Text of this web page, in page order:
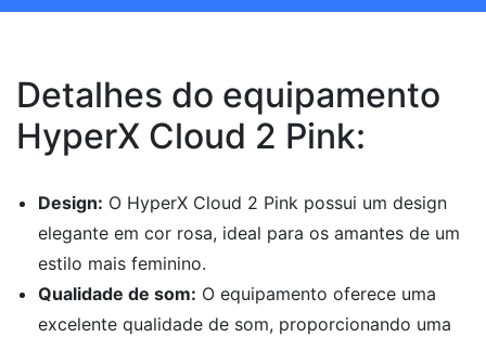
Detalhes do equipamento
HyperX Cloud 2 Pink:
Design: O HyperX Cloud 2 Pink possui um design
elegante em cor rosa, ideal para os amantes de um
estilo mais feminino.
Qualidade de som: O equipamento oferece uma
excelente qualidade de som, proporcionando uma